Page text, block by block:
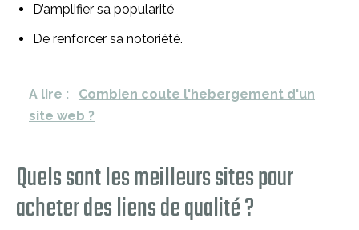
D’amplifier sa popularité
De renforcer sa notoriété.
A lire :
Combien coute l'hebergement d'un
site web ?
Quels sont les meilleurs sites pour
acheter des liens de qualité ?